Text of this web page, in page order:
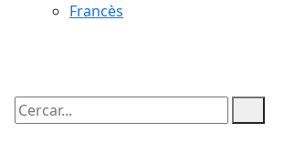
Francès
Cercar: